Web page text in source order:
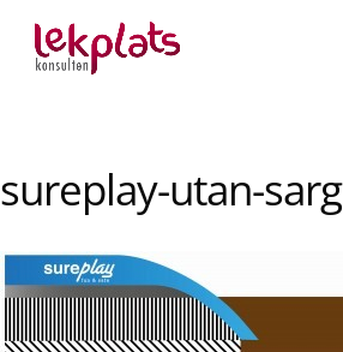
sureplay-utan-sarg